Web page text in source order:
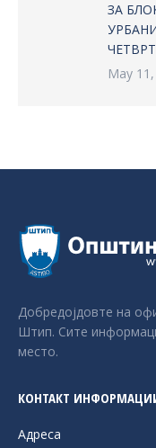
ЗА
May
Добредојдовте на
Штип. Сите
место.
КОНТАКТ
Адреса